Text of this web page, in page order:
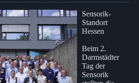
Sensorik-
Standort
Hessen
Beim 2.
Darmstädter
Tag der
Sensorik